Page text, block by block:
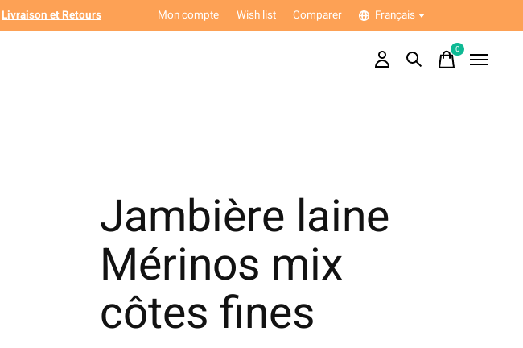
Livraison et Retours Mon compte Wish list Comparer Français
0items
Jambière laine
Mérinos mix
côtes fines